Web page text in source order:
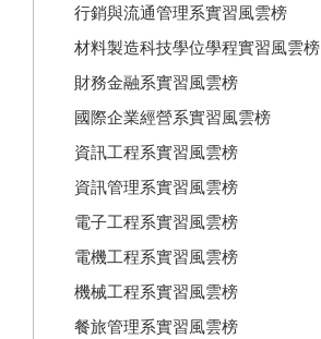
行銷與流通管理系實習風雲榜
材料製造科技學位學程實習風雲榜
財務金融系實習風雲榜
國際企業經營系實習風雲榜
資訊工程系實習風雲榜
資訊管理系實習風雲榜
電子工程系實習風雲榜
電機工程系實習風雲榜
機械工程系實習風雲榜
餐旅管理系實習風雲榜